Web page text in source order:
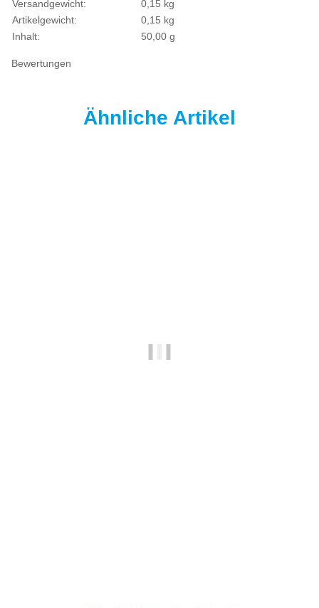
Versandgewicht:
0,15 kg
Artikelgewicht:
0,15 kg
Inhalt:
50,00 g
Bewertungen
Ähnliche Artikel